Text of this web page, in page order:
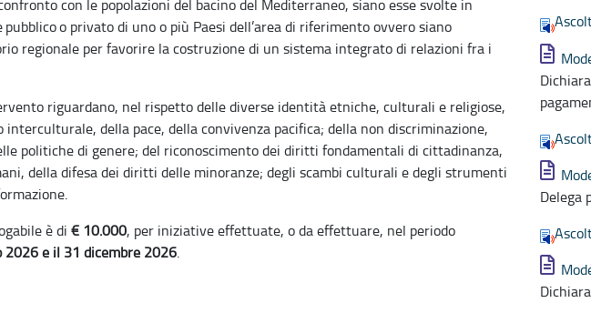
con le popolazioni del bacino del Mediterraneo, siano esse svolte in
o privato di uno o più Paesi dell’area di riferimento ovvero siano
regionale per favorire la costruzione di un sistema integrato di relazioni fra i
riguardano, nel rispetto delle diverse identità etniche, culturali e religiose,
interculturale, della pace, della convivenza pacifica; della non discriminazione,
politiche di genere; del riconoscimento dei diritti fondamentali di cittadinanza,
della difesa dei diritti delle minoranze; degli scambi culturali e degli strumenti
è di € 10.000, per iniziative effettuate, o da effettuare, nel periodo
e il 31 dicembre 2026.
Delega